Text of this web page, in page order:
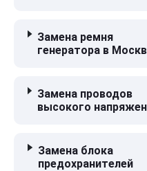
Замена ремня
генератора в
Замена проводов
высокого
Замена блока
предохранителей